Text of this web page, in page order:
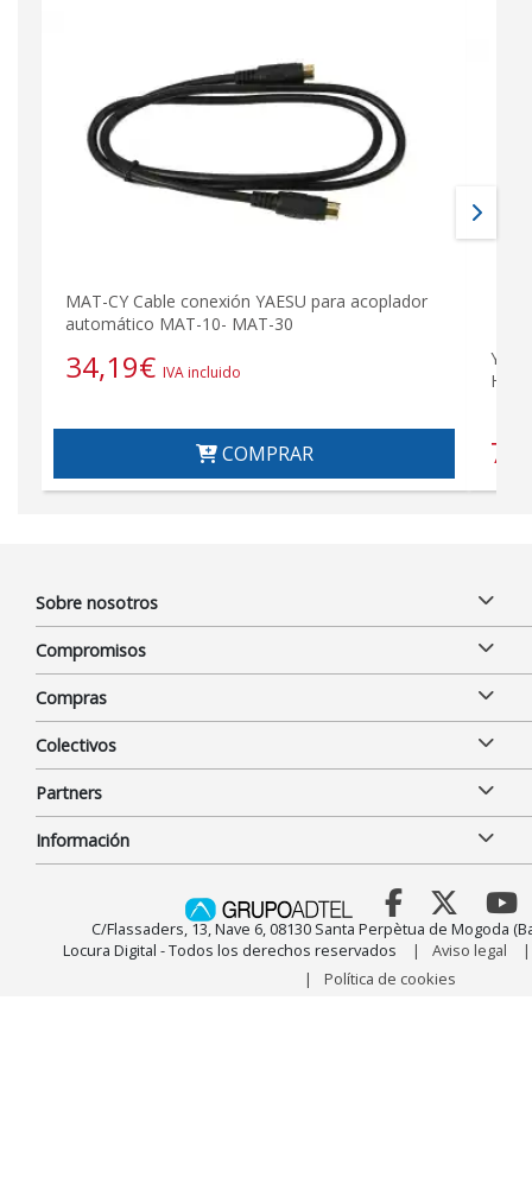
MAT-CY Cable conexión YAESU para acoplador
automático MAT-10- MAT-30
34,19€ IVA incluido
COMPRAR
HF/
Sobre nosotros
Compromisos
Compras
Colectivos
Partners
Información
C/Flassaders, 13, Nave 6, 08130 Santa Perpètua de Mogoda
Locura Digital - Todos los derechos reservados
Aviso legal
Política de cookies